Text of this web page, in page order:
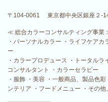
〒104-0061 東京都中央区銀座２
≪ 総合カラーコンサルティング事業
・パーソナルカラー ・ライフケア
ー
・カラープロデュース ・トータル
コンサルタント ・カラーセラピー
・服飾 ・美容 ・一般商品、製品色
ンテリア ・フードメニュー ・その他